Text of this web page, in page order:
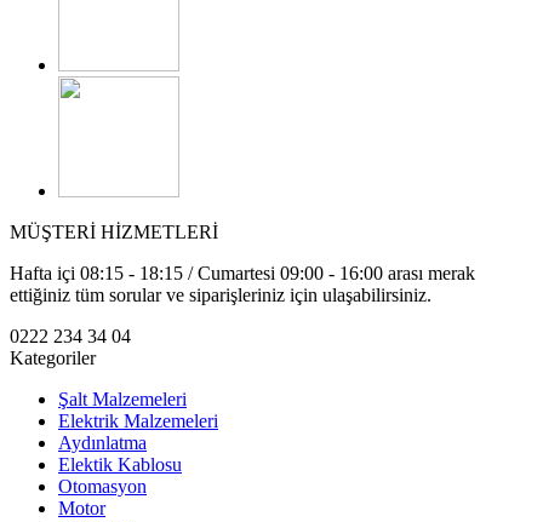
MÜŞTERİ HİZMETLERİ
Hafta içi 08:15 - 18:15 / Cumartesi 09:00 - 16:00 arası merak
ettiğiniz tüm sorular ve siparişleriniz için ulaşabilirsiniz.
0222 234 34 04
Kategoriler
Şalt Malzemeleri
Elektrik Malzemeleri
Aydınlatma
Elektik Kablosu
Otomasyon
Motor